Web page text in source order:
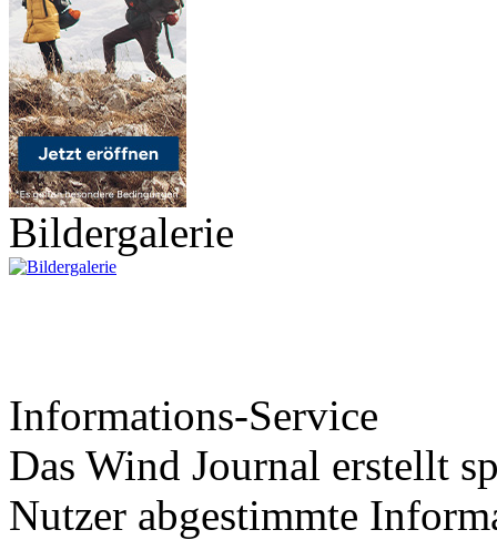
Bildergalerie
Informations-Service
Das Wind Journal erstellt
Nutzer abgestimmte